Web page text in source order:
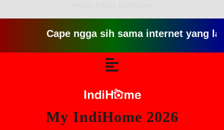
Cape ngga sih sama internet yang
My IndiHome 2026